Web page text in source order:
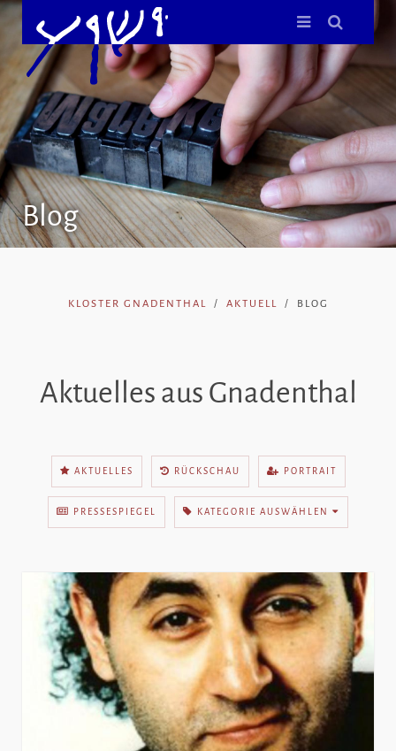
Blog
KLOSTER GNADENTHAL AKTUELL BLOG
Aktuelles aus Gnadenthal
AKTUELLES RÜCKSCHAU PORTRAIT
PRESSESPIEGEL KATEGORIE AUSWÄHLEN